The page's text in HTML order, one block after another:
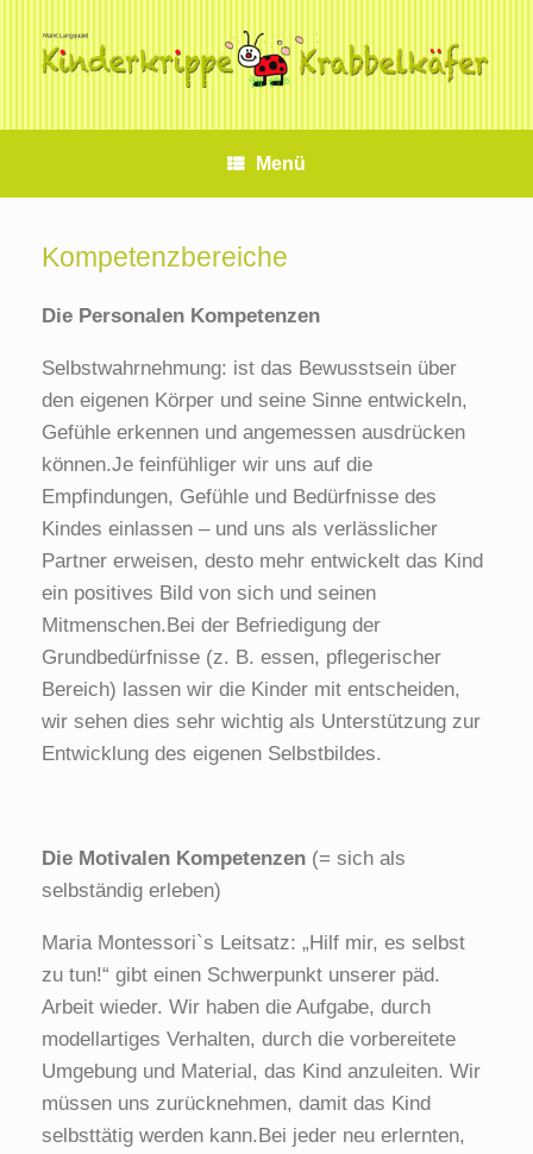
Inhalt
springen
Menü
Kompetenzbereiche
Die Personalen Kompetenzen
Selbstwahrnehmung: ist das Bewusstsein über
den eigenen Körper und seine Sinne entwickeln,
Gefühle erkennen und angemessen ausdrücken
können.Je feinfühliger wir uns auf die
Empfindungen, Gefühle und Bedürfnisse des
Kindes einlassen – und uns als verlässlicher
Partner erweisen, desto mehr entwickelt das Kind
ein positives Bild von sich und seinen
Mitmenschen.Bei der Befriedigung der
Grundbedürfnisse (z. B. essen, pflegerischer
Bereich) lassen wir die Kinder mit entscheiden,
wir sehen dies sehr wichtig als Unterstützung zur
Entwicklung des eigenen Selbstbildes.
Die Motivalen Kompetenzen (= sich als
selbständig erleben)
Maria Montessori`s Leitsatz: „Hilf mir, es selbst
zu tun!“ gibt einen Schwerpunkt unserer päd.
Arbeit wieder. Wir haben die Aufgabe, durch
modellartiges Verhalten, durch die vorbereitete
Umgebung und Material, das Kind anzuleiten. Wir
müssen uns zurücknehmen, damit das Kind
selbsttätig werden kann.Bei jeder neu erlernten,